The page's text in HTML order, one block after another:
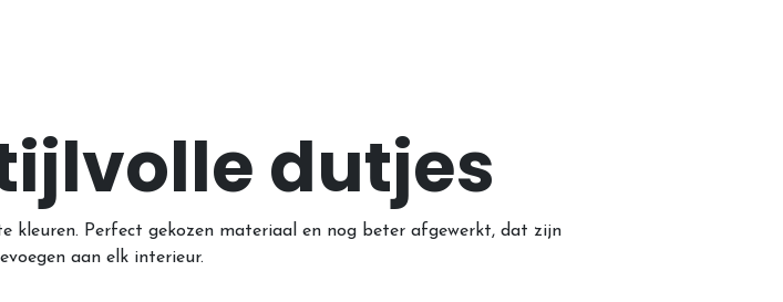
dutjes
kleuren. Perfect gekozen materiaal en nog beter afgewerkt, dat zijn
aan elk interieur.